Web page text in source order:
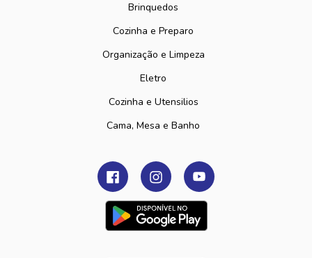
Brinquedos
Cozinha e Preparo
Organização e Limpeza
Eletro
Cozinha e Utensilios
Cama, Mesa e Banho